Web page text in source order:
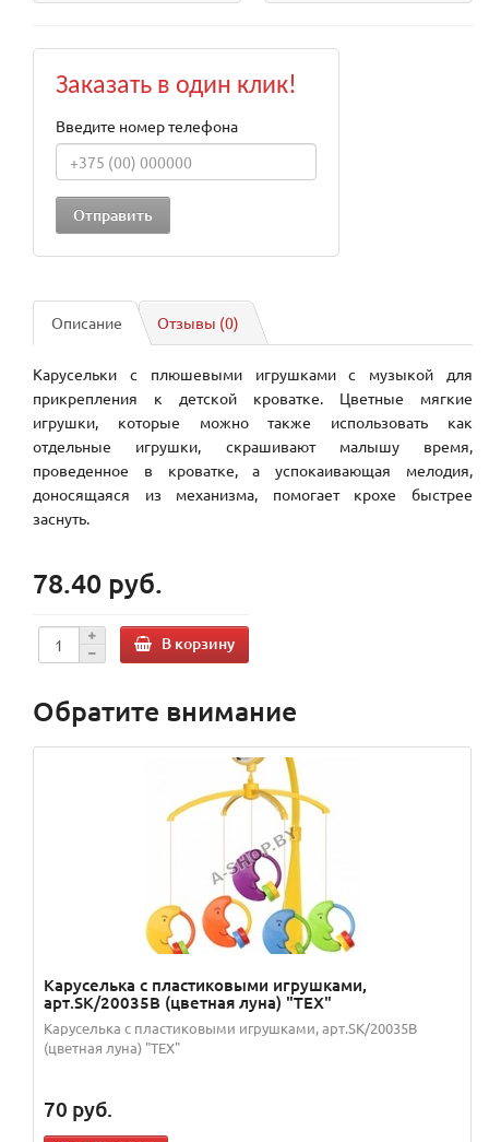
Заказать в один клик!
Введите номер телефона
Описание Отзывы (0)
Карусельки с плюшевыми игрушками с музыкой для
прикрепления к детской кроватке. Цветные мягкие
игрушки, которые можно также использовать как
отдельные игрушки, скрашивают малышу время,
проведенное в кроватке, а успокаивающая мелодия,
доносящаяся из механизма, помогает крохе быстрее
заснуть.
78.40 руб.
В корзину
Обратите внимание
Каруселька с пластиковыми игрушками,
арт.SK/20035В (цветная луна) "TEX"
Каруселька с пластиковыми игрушками, арт.SK/20035В
(цветная луна) "TEX"
70 руб.